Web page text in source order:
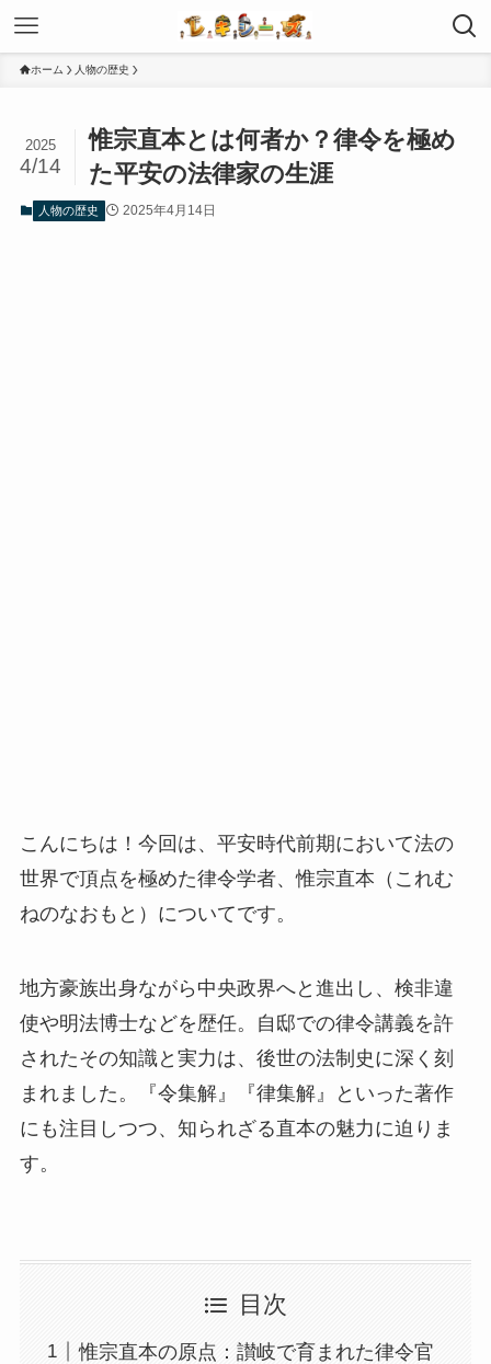
ホーム 人物の歴史
惟宗直本とは何者か？律令を極め
た平安の法律家の生涯
2025
4/14
人物の歴史 2025年4月14日
こんにちは！今回は、平安時代前期において法の
世界で頂点を極めた律令学者、惟宗直本（これむ
ねのなおもと）についてです。
地方豪族出身ながら中央政界へと進出し、検非違
使や明法博士などを歴任。自邸での律令講義を許
されたその知識と実力は、後世の法制史に深く刻
まれました。『令集解』『律集解』といった著作
にも注目しつつ、知られざる直本の魅力に迫りま
す。
目次
惟宗直本の原点：讃岐で育まれた律令官